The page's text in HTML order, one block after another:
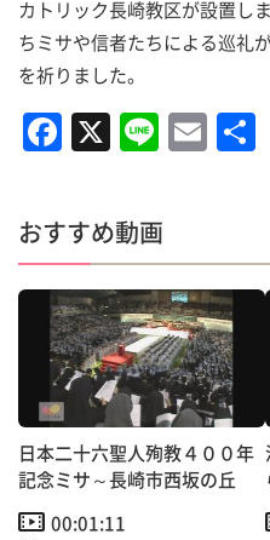
カトリック長崎教区が設置し
ちミサや信者たちによる巡礼
を祈りました。
F
a
c
e
b
o
o
k
X Li
n
e
E
m
l
おすすめ動画
日本二十六聖人殉教４００年
記念ミサ～長崎市西坂の丘
00:01:11